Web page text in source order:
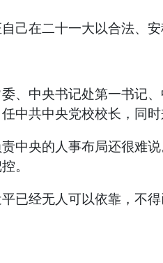
在二十一大以合法、安
中央书记处第一书记
中共中央党校校长，同
央的人事布局还很难
。
经无人可以依靠，不得